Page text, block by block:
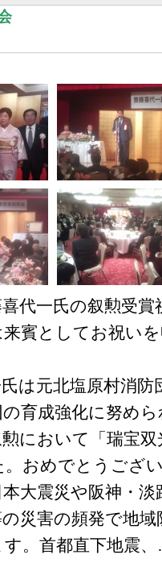
代一氏の叙勲受
来賓としてお祝い
は元北塩原村消
育成強化に努め
において「瑞宝
。おめでとうござ
大震災や阪神・
災害の頻発で地
す。首都直下地震